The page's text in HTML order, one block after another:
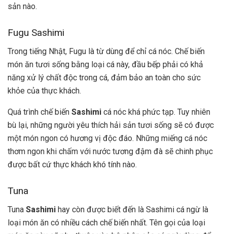
sản nào.
Fugu Sashimi
Trong tiếng Nhật, Fugu là từ dùng để chỉ cá nóc. Chế biến
món ăn tươi sống bằng loại cá này, đầu bếp phải có khả
năng xử lý chất độc trong cá, đảm bảo an toàn cho sức
khỏe của thực khách.
Quá trình chế biến Sashimi cá nóc khá phức tạp. Tuy nhiên
bù lại, những người yêu thích hải sản tươi sống sẽ có được
một món ngon có hương vị độc đáo. Những miếng cá nóc
thơm ngon khi chấm với nước tương đậm đà sẽ chinh phục
được bất cứ thực khách khó tính nào.
Tuna
Tuna Sashimi hay còn được biết đến là Sashimi cá ngừ là
loại món ăn có nhiều cách chế biến nhất. Tên gọi của loại